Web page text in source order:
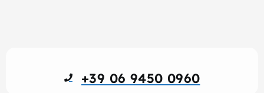
+39 06 9450 0960